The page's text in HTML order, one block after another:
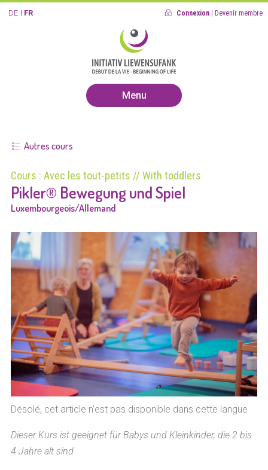
DE FR Connexion Devenir membre
Menu
Autres cours
Cours : Avec les tout-petits // With toddlers
Pikler® Bewegung und Spiel
Luxembourgeois/Allemand
Désolé, cet article n’est pas disponible dans cette langue
Dieser Kurs ist geeignet für Babys und Kleinkinder, die 2 bis
4 Jahre alt sind